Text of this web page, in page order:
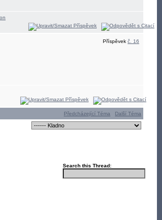
Příspěvek č. 16
Předcházející Téma Další Téma
Search this Thread: